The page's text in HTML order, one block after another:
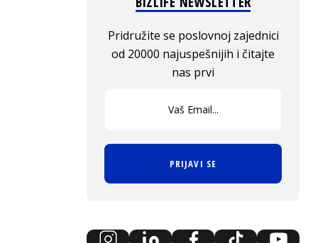
Pridružite se poslovnoj zajednici
od 20000 najuspešnijih i čitajte
nas prvi
PRIJAVI SE